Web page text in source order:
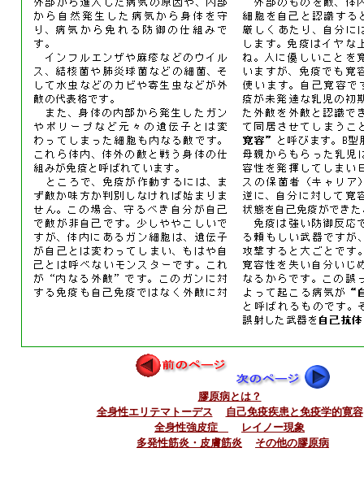
膠原病とは？
全身性エリテマトーデス
自己免疫疾患と免疫学的寛容
全身性強皮症
レイノー現象
多発性筋炎・皮膚筋炎
その他の膠原病